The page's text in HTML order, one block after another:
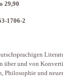
29,90
1706-2
über und von
Philosophie und